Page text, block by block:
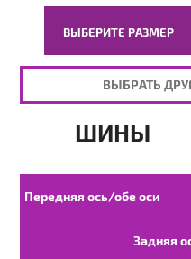
ВЫБЕРИТЕ РАЗМЕР
ВЫБРАТЬ
ШИНЫ
Передняя ось/обе оси
Задняя